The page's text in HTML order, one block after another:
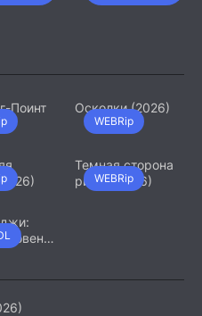
Поинт
WEBRip
Осколки (2026)
WEBRip
Темная сторона
ринга (2026)